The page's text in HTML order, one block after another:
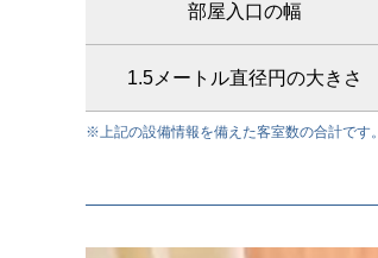
部屋入口の幅
1.5メートル直径円の大きさ
※上記の設備情報を備えた客室数の合計です。